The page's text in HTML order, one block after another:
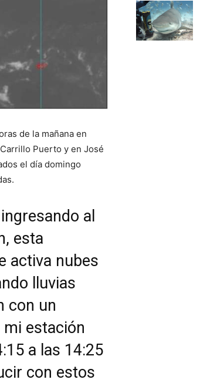
de la mañana en
Puerto y en José
el día domingo
al
esta
activa nubes
lluvias
con un
estación
a las 14:25
con estos